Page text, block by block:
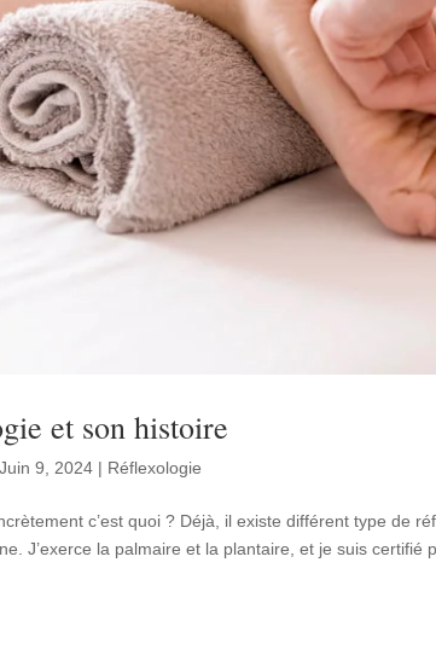
et son histoire
Juin 9, 2024 | Réflexologie
c’est quoi ? Déjà, il existe différent type de
J’exerce la palmaire et la plantaire, et je suis